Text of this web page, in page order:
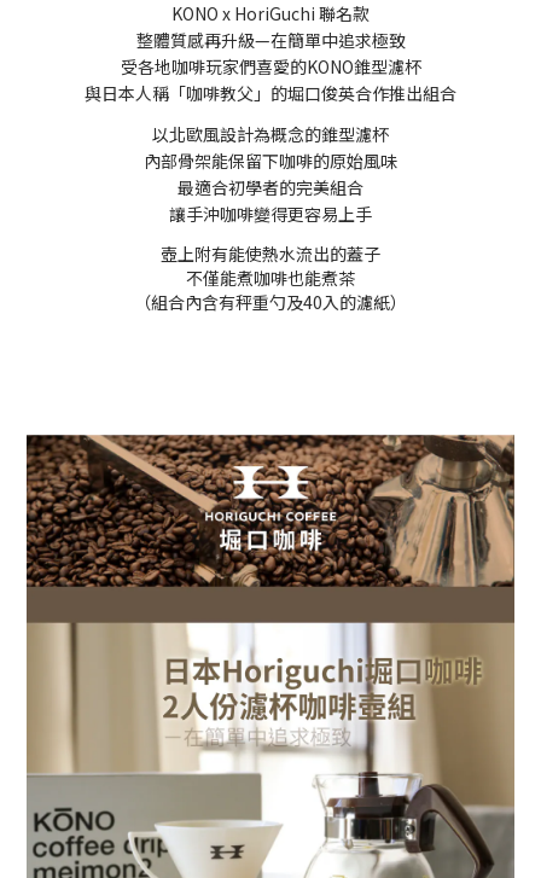
KONO x HoriGuchi 聯名款
整體質感再升級—在簡單中追求極致
受各地咖啡玩家們喜愛的KONO錐型濾杯
與日本人稱「咖啡教父」的堀口俊英合作推出組合
以北歐風設計為概念的錐型濾杯
內部骨架能保留下咖啡的原始風味
最適合初學者的完美組合
讓手沖咖啡變得更容易上手
壺上附有能使熱水流出的蓋子
不僅能煮咖啡也能煮茶
（組合內含有秤重勺及40入的濾紙）